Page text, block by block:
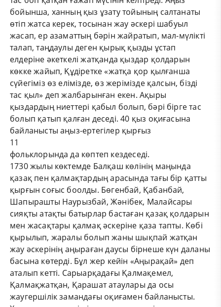
бойынша, ханның қыз ұзату тойының салтанаты
өтіп жатса керек, тосынан жау әскері шабуыл
жасап, ер азаматтың бәрін жайратып, мал-мүлікті
талап, таңдаулы деген қырық қызды ұстап
елдеріне әкеткелі жатқанда қыздар қолдарын
көкке жайып, Құдіретке «жатқа қор қылғанша
сүйегіміз өз елімізде, өз жерімізде қалсын, бізді
тас қыл» деп жалбарынған екен. Ақыры
қыздардың ниеттері қабыл болып, бәрі бірге тас
болып қатып қалған деседі. 40 қыз оқиғасына
байланысты аңыз-ертегілер қырғыз
11
фольклорында да көптеп кездеседі.
1730 жылы көктемде Балқаш көлінің маңында
қазақ пен қалмақтардың арасында тағы бір қатты
қырғын соғыс боолды. Бөгенбай, Қабанбай,
Шапырашты Наурызбай, Жәнібек, Малайсары
сияқты атақты батырлар бастаған қазақ қолдарын
мен жасақтары қалмақ әскеріне қаза тапты. Көбі
қырылып, жаралы болып жаны шықпай жатқан
жау әскерінің аңыраған даусы бірнеше күн даланы
басына көтерді. Бұл жер кейін «Аңырақай» деп
аталып кетті. Сарыарқадағы Қалмақемел,
Қалмақжатқан, Қарашат атаулары да осы
жаугершілік замандағы оқиғамен байланысты.